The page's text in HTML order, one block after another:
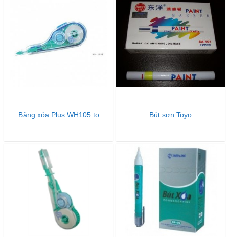
Băng xóa Plus WH105 to Bút sơn Toyo